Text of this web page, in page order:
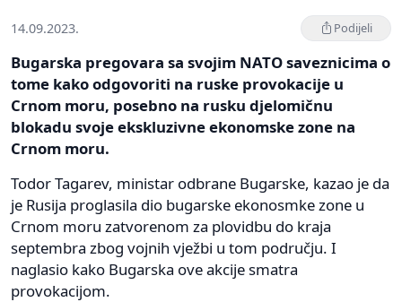
14.09.2023. Podijeli
Bugarska pregovara sa svojim NATO saveznicima o
tome kako odgovoriti na ruske provokacije u
Crnom moru, posebno na rusku djelomičnu
blokadu svoje ekskluzivne ekonomske zone na
Crnom moru.
Todor Tagarev, ministar odbrane Bugarske, kazao je da
je Rusija proglasila dio bugarske ekonosmke zone u
Crnom moru zatvorenom za plovidbu do kraja
septembra zbog vojnih vježbi u tom području. I
naglasio kako Bugarska ove akcije smatra
provokacijom.